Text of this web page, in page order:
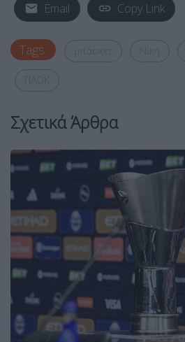
Email Copy Link
Tags:
Σχετικά Άρθρα